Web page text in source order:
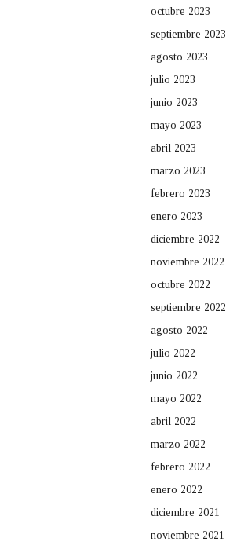
octubre 2023
septiembre 2023
agosto 2023
julio 2023
junio 2023
mayo 2023
abril 2023
marzo 2023
febrero 2023
enero 2023
diciembre 2022
noviembre 2022
octubre 2022
septiembre 2022
agosto 2022
julio 2022
junio 2022
mayo 2022
abril 2022
marzo 2022
febrero 2022
enero 2022
diciembre 2021
noviembre 2021